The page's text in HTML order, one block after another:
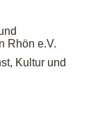
Rhön e.V.
Kultur und